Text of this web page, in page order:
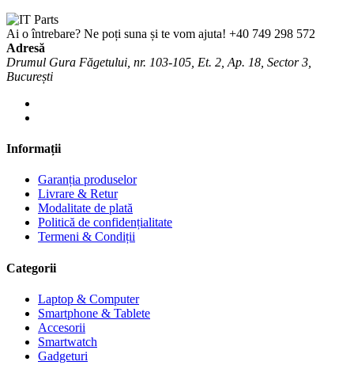
Ai o întrebare? Ne poți suna și te vom ajuta! +40 749 298 572
Adresă
Drumul Gura Făgetului, nr. 103-105, Et. 2, Ap. 18, Sector 3,
București
Informații
Garanția produselor
Livrare & Retur
Modalitate de plată
Politică de confidențialitate
Termeni & Condiții
Categorii
Laptop & Computer
Smartphone & Tablete
Accesorii
Smartwatch
Gadgeturi